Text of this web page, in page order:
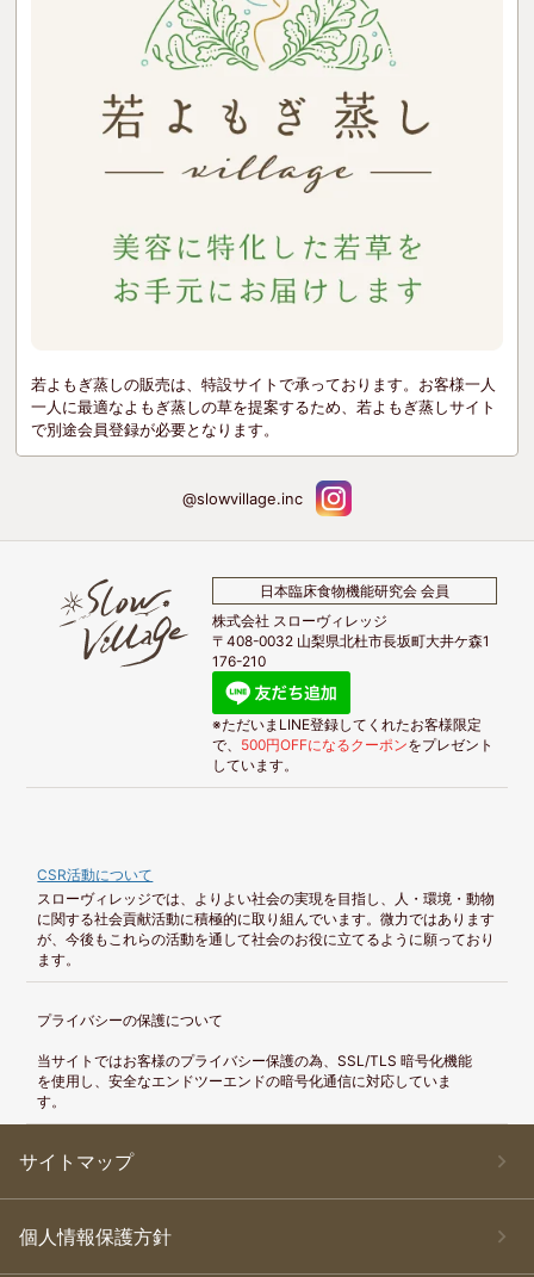
若よもぎ蒸しの販売は、特設サイトで承っております。お客様一人
一人に最適なよもぎ蒸しの草を提案するため、若よもぎ蒸しサイト
で別途会員登録が必要となります。
@slowvillage.inc
日本臨床食物機能研究会 会員
株式会社 スローヴィレッジ
〒408-0032 山梨県北杜市長坂町大井ケ森1
176-210
※ただいまLINE登録してくれたお客様限定
で、 500円OFFになるクーポンをプレゼント
しています。
CSR活動について
スローヴィレッジでは、よりよい社会の実現を目指し、人・環境・動物
に関する社会貢献活動に積極的に取り組んでいます。微力ではあります
が、今後もこれらの活動を通して社会のお役に立てるように願っており
ます。
プライバシーの保護について
当サイトではお客様のプライバシー保護の為、SSL/TLS 暗号化機能
を使用し、安全なエンドツーエンドの暗号化通信に対応していま
す。
サイトマップ
個人情報保護方針